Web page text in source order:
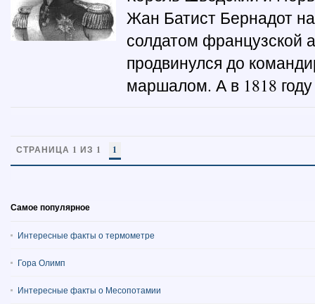
Жан Батист Бернадот
солдатом французской
продвинулся до
маршалом. А в 1818
СТРАНИЦА 1 ИЗ 1 1
Самое популярное
Интересные факты о термометре
Гора Олимп
Интересные факты о Месопотамии